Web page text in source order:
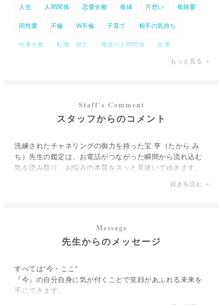
人生 人間関係 恋愛全般 復縁 片想い 複雑愛
同性愛 不倫 W不倫 子育て 相手の気持ち
仕事全般 転職・独立 職場の人間関係 金運
本質改善 現状打破
もっと見る
スタッフからのコメント
洗練されたチャネリングの御力を持った宝 亨（たから み
ち）先生の鑑定は、お電話がつながった瞬間から流れ込む
気を読み取り、お悩みの本質をスッと見抜いてゆきます。
切れた縁を再び紡ぐために『今』必要なコト。
為の一歩を宝先生と一緒に踏み出しましょう。
既にあるご縁は固く結び、修復したい縁は手繰り寄せるた
めの助力をいただけます。
続きを読む
先生からのメッセージ
すべては“今・ここ”
『今』の自分自身に気が付くことで笑顔があふれる未来を
手にできます。